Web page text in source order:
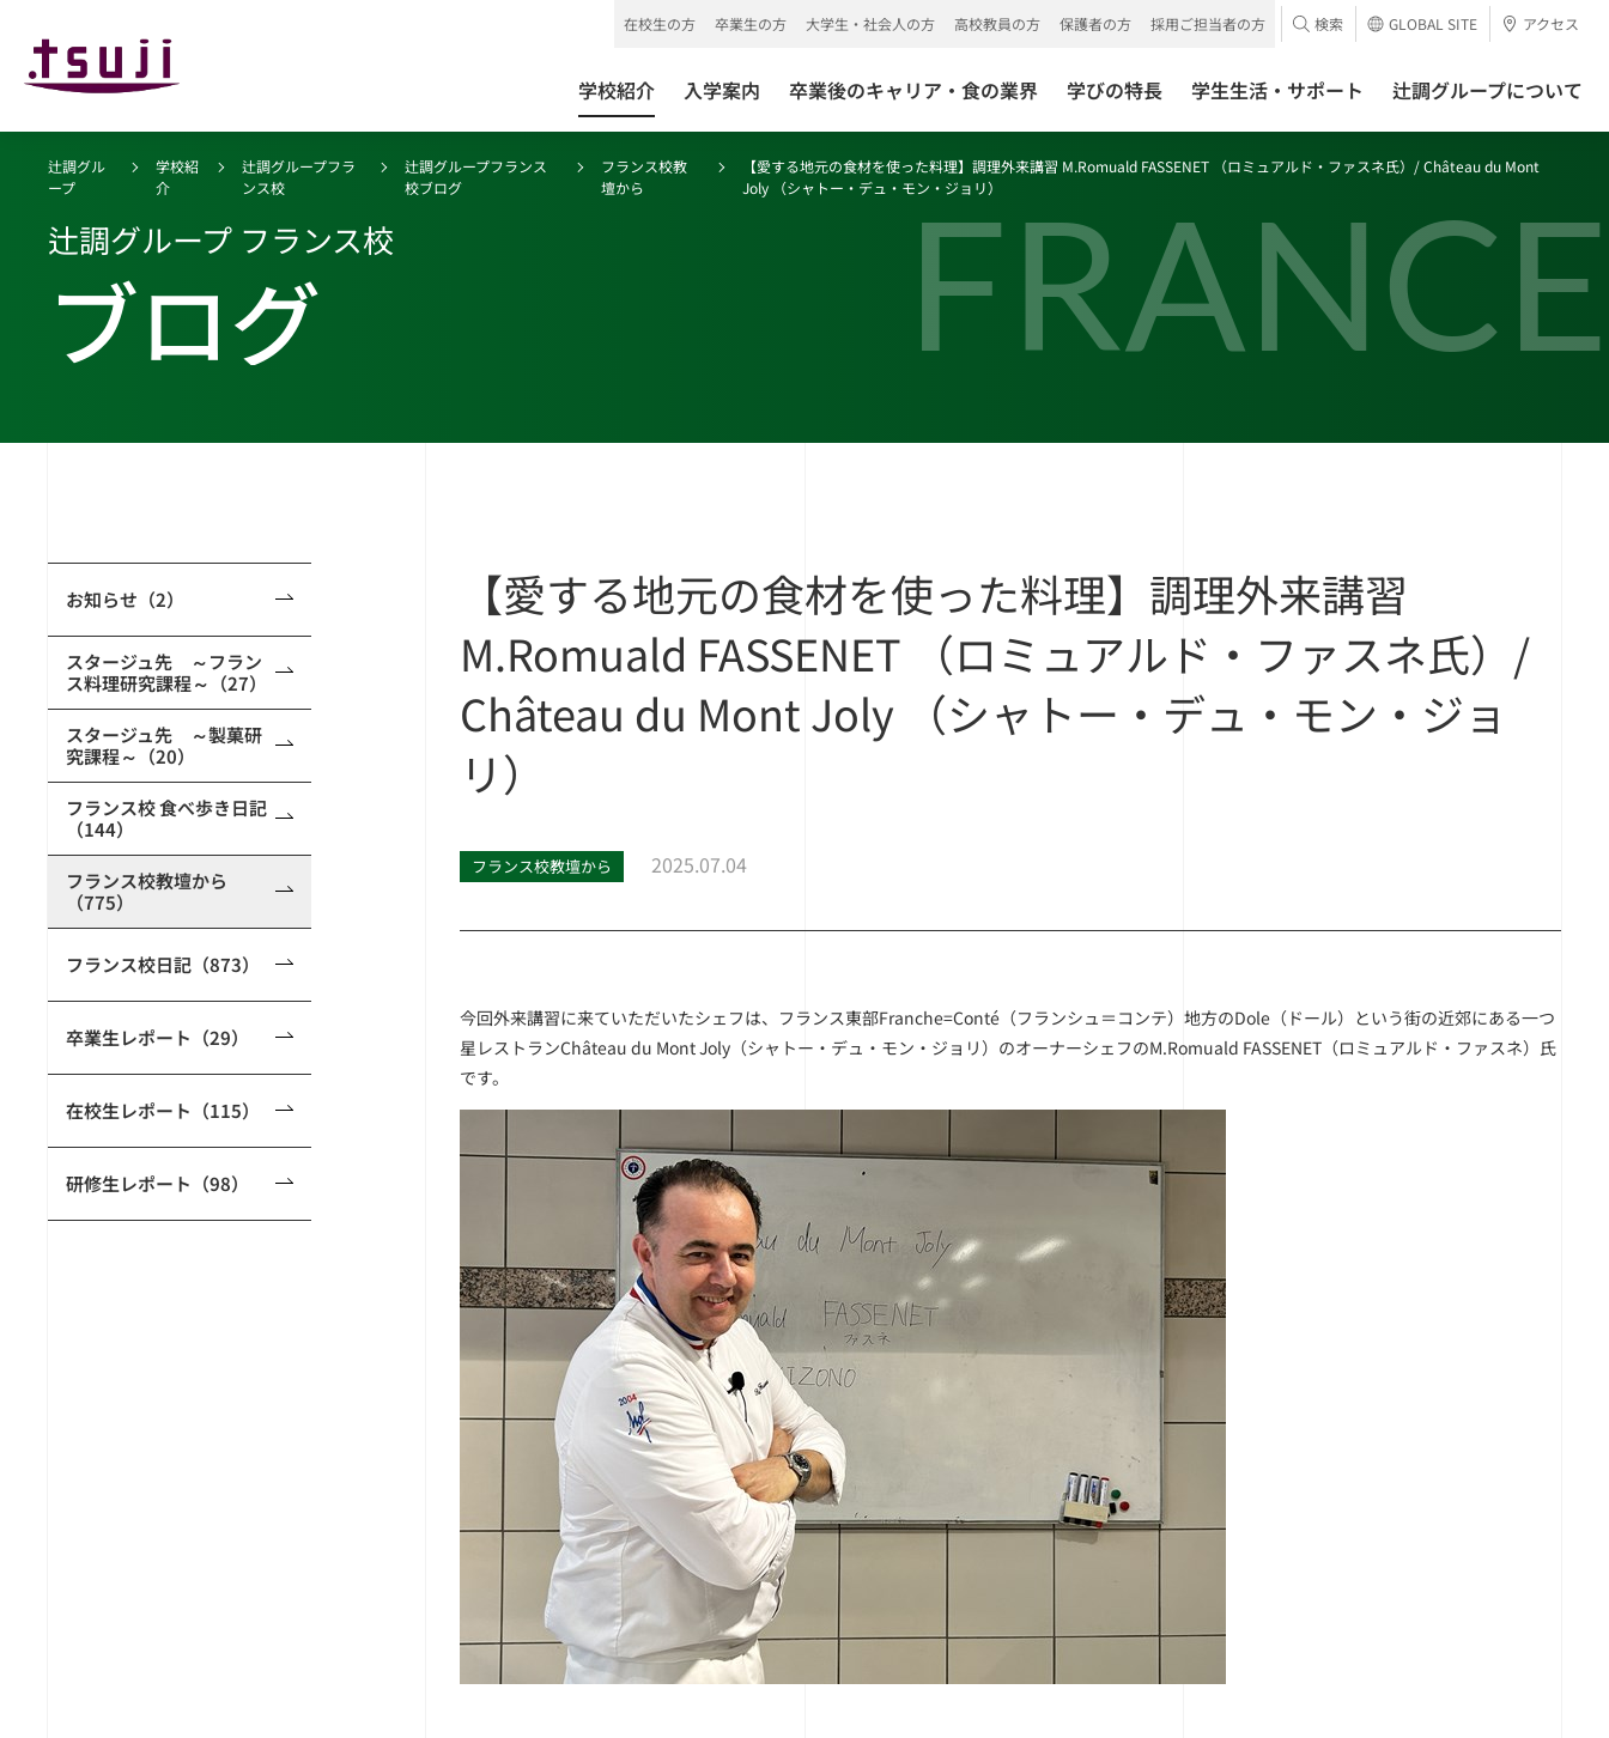
学校紹介 入学案内 卒業後のキャリア・食の業界 学びの特長 学生生活・サポート 辻調グループについて
在校生の方 卒業生の方 大学生・社会人の方 高校教員の方 保護者の方 採用ご担当者の方 検索 GLOBAL SITE アクセス
FRANCE
辻調グル
ープ
学校紹
介
辻調グループフラ
ンス校
辻調グループフランス
校ブログ
フランス校教
壇から
【愛する地元の食材を使った料理】調理外来講習 M.Romuald FASSENET （ロミュアルド・ファスネ氏）/ Château du Mont
Joly （シャトー・デュ・モン・ジョリ）
辻調グループ フランス校
ブログ
お知らせ（2）
スタージュ先 ～フラン
ス料理研究課程～（27）
スタージュ先 ～製菓研
究課程～（20）
フランス校 食べ歩き日記
（144）
フランス校教壇から
（775）
フランス校日記（873）
卒業生レポート（29）
在校生レポート（115）
研修生レポート（98）
【愛する地元の食材を使った料理】調理外来講習
M.Romuald FASSENET （ロミュアルド・ファスネ氏）/
Château du Mont Joly （シャトー・デュ・モン・ジョ
リ）
フランス校教壇から 2025.07.04
今回外来講習に来ていただいたシェフは、フランス東部Franche=Conté（フランシュ＝コンテ）地方のDole（ドール）という街の近郊にある一つ
星レストランChâteau du Mont Joly（シャトー・デュ・モン・ジョリ）のオーナーシェフのM.Romuald FASSENET（ロミュアルド・ファスネ）氏
です。